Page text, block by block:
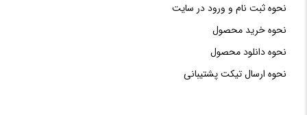
نحوه‌ ثبت‌ نام و ورود در سایت
نحوه خرید محصول
نحوه دانلود محصول
نحوه‌ ارسال‌ تیکت‌ پشتیبانی